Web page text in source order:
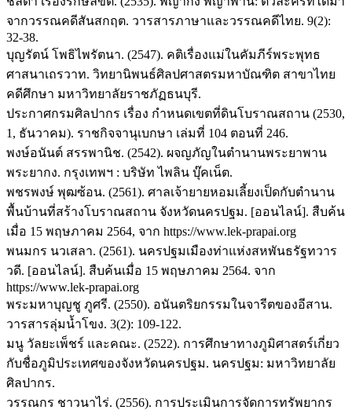
จากวรรณคดีสันสกฤต. วารสารภาษาและวรรณคดีไทย. 9(2):
32-38.
บุญรัตน์ โพธิไพรัตนา. (2547). คติเรื่องแม่ในคัมภีร์พระพุทธ
ศาสนาเถรวาท. วิทยานิพนธ์ศิลปศาสตรมหาบัณฑิต สาขาไทย
คดีศึกษา มหาวิทยาลัยราชภัฏธนบุรี.
ประกาศกรมศิลปากร เรื่อง กำหนดเขตที่ดินโบราณสถาน (2530,
1, ธันวาคม). ราชกิจจานุเบกษา เล่มที่ 104 ตอนที่ 246.
พงษ์อนันต์ สรรพานิช. (2542). ผจญภัญในตำนานพระยาพาน
พระยากง. กรุงเทพฯ : บริษัท ไพลิน บุ๊คเน็ต.
พชรพงษ์ พุฒซ้อน. (2561). ศาลเจ้ายายหอมเลี้ยงเป็ดกับตำนาน
พื้นบ้านที่สร้างโบราณสถาน จังหวัดนครปฐม. [ออนไลน์]. สืบค้น
เมื่อ 15 พฤษภาคม 2564, จาก https://www.lek-prapai.org
พนมกร นวเสลา. (2561). นครปฐมเมืองท่าแห่งสหพันธรัฐทวาร
วดี. [ออนไลน์]. สืบค้นเมื่อ 15 พฤษภาคม 2564. จาก
https://www.lek-prapai.org
พระมหาบุญชู ภูศรี. (2550). อนันตริยกรรมในจารีตของอีสาน.
วารสารลุ่มน้ำโขง. 3(2): 109-122.
มนู วัลยะเพ็ชร์ และคณะ. (2522). การศึกษาทางภูมิศาสตร์เกี่ยว
กับชื่อภูมิประเทศของจังหวัดนครปฐม. นครปฐม: มหาวิทยาลัย
ศิลปากร.
วรรณกร ชาวนาไร่. (2556). การประเมินการจัดการทรัพยากร